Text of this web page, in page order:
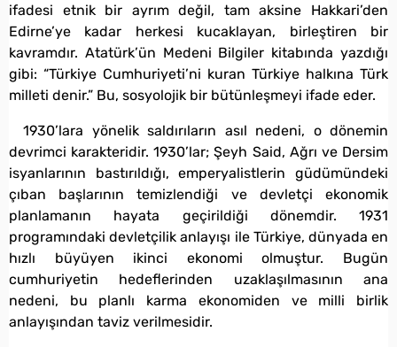
ifadesi etnik bir ayrım değil, tam aksine Hakkari’den
Edirne’ye kadar herkesi kucaklayan, birleştiren bir
kavramdır. Atatürk’ün Medeni Bilgiler kitabında yazdığı
gibi: “Türkiye Cumhuriyeti’ni kuran Türkiye halkına Türk
milleti denir.” Bu, sosyolojik bir bütünleşmeyi ifade eder.
1930’lara yönelik saldırıların asıl nedeni, o dönemin
devrimci karakteridir. 1930’lar; Şeyh Said, Ağrı ve Dersim
isyanlarının bastırıldığı, emperyalistlerin güdümündeki
çıban başlarının temizlendiği ve devletçi ekonomik
planlamanın hayata geçirildiği dönemdir. 1931
programındaki devletçilik anlayışı ile Türkiye, dünyada en
hızlı büyüyen ikinci ekonomi olmuştur. Bugün
cumhuriyetin hedeflerinden uzaklaşılmasının ana
nedeni, bu planlı karma ekonomiden ve milli birlik
anlayışından taviz verilmesidir.